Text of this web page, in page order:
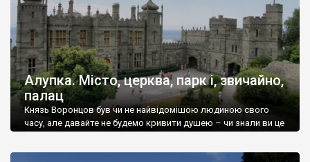
Алупка. Місто, церква, парк і, звичайно,
палац
Князь Воронцов був чи не найвідомішою людиною свого
часу, але давайте не будемо кривити душею – чи знали ви це